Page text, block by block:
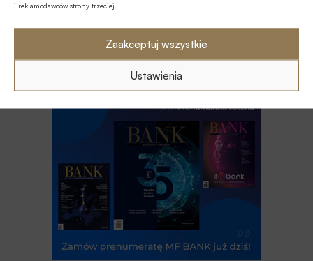
i reklamodawców strony trzeciej.
Zaakceptuj wszystkie
Ustawienia
Źródło